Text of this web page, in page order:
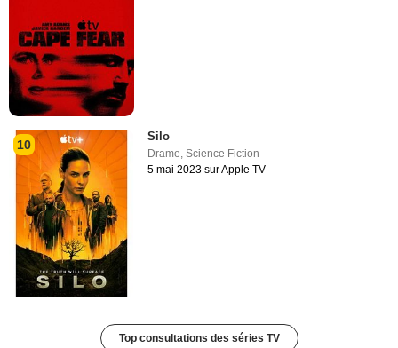
10
Silo
Drame,Science Fiction
5 mai 2023 sur Apple TV
Top consultations des séries TV